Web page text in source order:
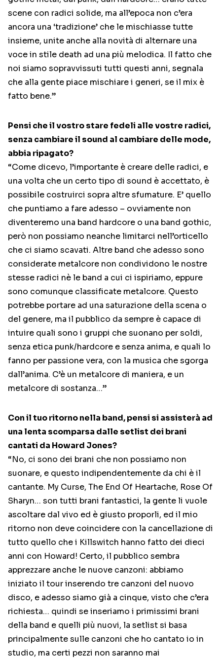
scene con radici solide, ma all’epoca non c’era
ancora una ‘tradizione’ che le mischiasse tutte
insieme, unite anche alla novità di alternare una
voce in stile death ad una più melodica. Il fatto che
noi siamo sopravvissuti tutti questi anni, segnala
che alla gente piace mischiare i generi, se il mix è
fatto bene.”
Pensi che il vostro stare fedeli alle vostre radici,
senza cambiare il sound al cambiare delle mode,
abbia ripagato?
“Come dicevo, l’importante è creare delle radici, e
una volta che un certo tipo di sound è accettato, è
possibile costruirci sopra altre sfumature. E’ quello
che puntiamo a fare adesso – ovviamente non
diventeremo una band hardcore o una band gothic,
però non possiamo neanche limitarci nell’orticello
che ci siamo scavati. Altre band che adesso sono
considerate metalcore non condividono le nostre
stesse radici nè le band a cui ci ispiriamo, eppure
sono comunque classificate metalcore. Questo
potrebbe portare ad una saturazione della scena o
del genere, ma il pubblico da sempre è capace di
intuire quali sono i gruppi che suonano per soldi,
senza etica punk/hardcore e senza anima, e quali lo
fanno per passione vera, con la musica che sgorga
dall’anima. C’è un metalcore di maniera, e un
metalcore di sostanza…”
Con il tuo ritorno nella band, pensi si assisterà ad
una lenta scomparsa dalle setlist dei brani
cantati da Howard Jones?
“No, ci sono dei brani che non possiamo non
suonare, e questo indipendentemente da chi è il
cantante. My Curse, The End Of Heartache, Rose Of
Sharyn… son tutti brani fantastici, la gente li vuole
ascoltare dal vivo ed è giusto proporli, ed il mio
ritorno non deve coincidere con la cancellazione di
tutto quello che i Killswitch hanno fatto dei dieci
anni con Howard! Certo, il pubblico sembra
apprezzare anche le nuove canzoni: abbiamo
iniziato il tour inserendo tre canzoni del nuovo
disco, e adesso siamo già a cinque, visto che c’era
richiesta… quindi se inseriamo i primissimi brani
della band e quelli più nuovi, la setlist si basa
principalmente sulle canzoni che ho cantato io in
studio, ma certi pezzi non saranno mai